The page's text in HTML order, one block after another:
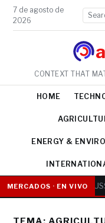
7 de agosto de
2026
CONTEXT THAT
HOME
ENERGY &
MERCADOS · EN VIVO
Cobre6.05